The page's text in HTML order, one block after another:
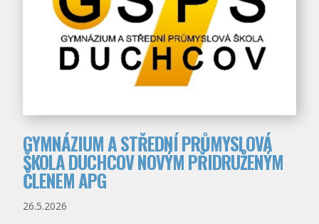
GYMNÁZIUM A STŘEDNÍ PRŮMYSLOVÁ
ŠKOLA DUCHCOV NOVÝM PŘIDRUŽENÝM
ČLENEM APG
26.5.2026